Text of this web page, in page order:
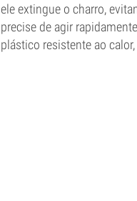
ele extingue o charro,
precise de agir
plástico resistente ao